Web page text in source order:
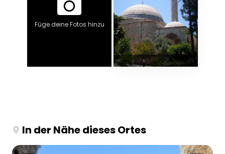
Füge deine Fotos hinzu
In der Nähe dieses Ortes